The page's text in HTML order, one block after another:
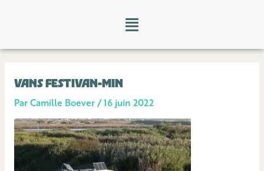
Menu
VANS FESTIVAN-MIN
ParCamille Boever/16 juin 2022